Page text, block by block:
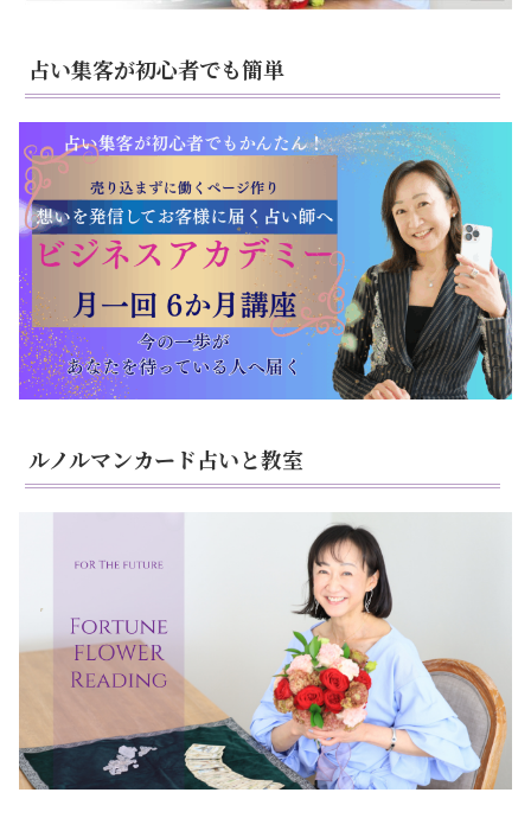
占い集客が初心者でも簡単
ルノルマンカード占いと教室